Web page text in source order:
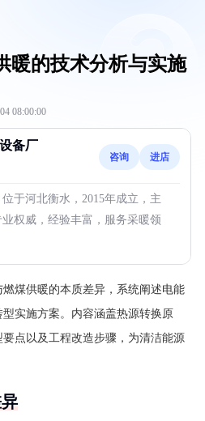
暖的技术分析与实施
08:00:00
备厂
咨询 进店
于河北衡水，2015年成立，主
权威，经验丰富，服务采暖领
煤供暖的本质差异，系统阐述电能
实施方案。内容涵盖热源转换原
点以及工程改造步骤，为清洁能源